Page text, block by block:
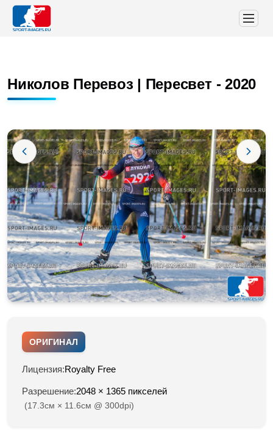
Николов Перевоз | Пересвет - 2020
ОРИГИНАЛ
Лицензия:Royalty Free
Разрешение:2048 × 1365 пикселей
(17.3см × 11.6см @ 300dpi)